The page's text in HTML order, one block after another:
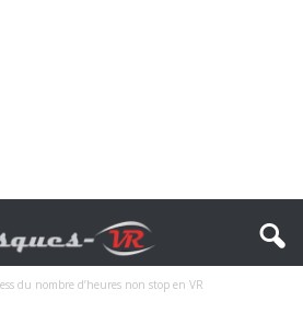
du nombre d’heures non stop en VR